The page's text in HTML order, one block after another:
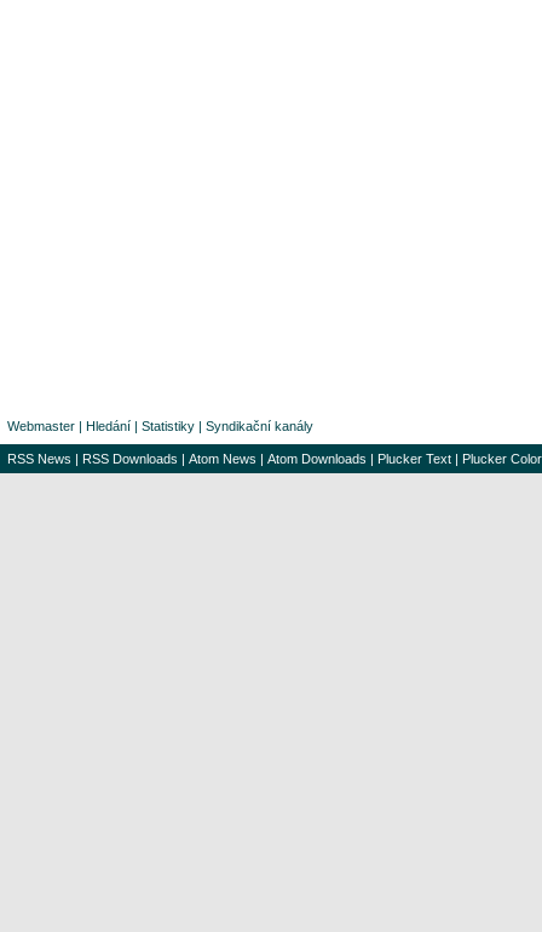
Webmaster | Hledání | Statistiky | Syndikační kanály
RSS News | RSS Downloads | Atom News | Atom Downloads | Plucker Text | Plucker Color